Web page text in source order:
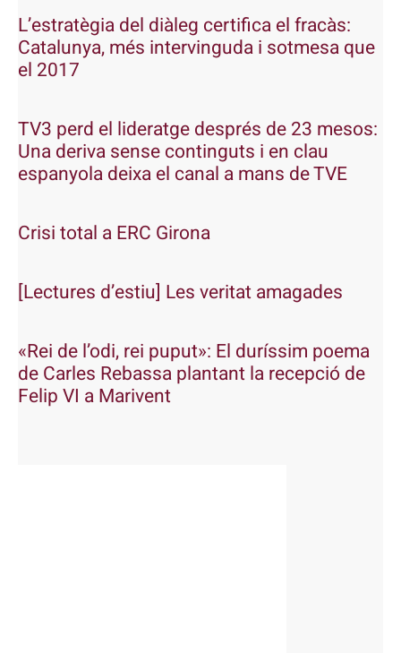
L’estratègia del diàleg certifica el fracàs:
Catalunya, més intervinguda i sotmesa que
el 2017
TV3 perd el lideratge després de 23 mesos:
Una deriva sense continguts i en clau
espanyola deixa el canal a mans de TVE
Crisi total a ERC Girona
[Lectures d’estiu] Les veritat amagades
«Rei de l’odi, rei puput»: El duríssim poema
de Carles Rebassa plantant la recepció de
Felip VI a Marivent